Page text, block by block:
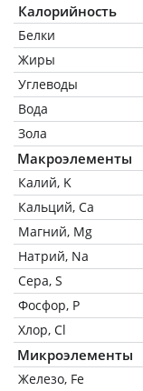
Калорийность
Белки
Жиры
Углеводы
Вода
Зола
Макроэлементы
Калий, K
Кальций, Ca
Магний, Mg
Натрий, Na
Сера, S
Фосфор, P
Хлор, Cl
Микроэлементы
Железо, Fe